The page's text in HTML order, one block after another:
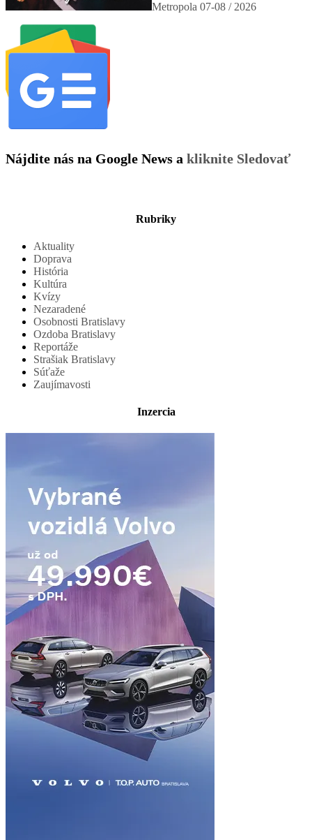
Metropola 07-08 / 2026
Nájdite nás na Google News a kliknite Sledovať
Rubriky
Aktuality
Doprava
História
Kultúra
Kvízy
Nezaradené
Osobnosti Bratislavy
Ozdoba Bratislavy
Reportáže
Strašiak Bratislavy
Súťaže
Zaujímavosti
Inzercia